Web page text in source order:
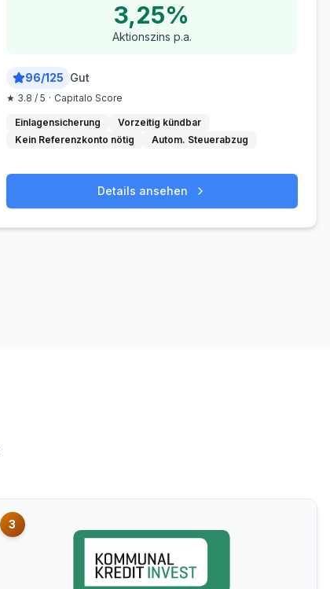
3,25%
Aktionszins p.a.
96/125 Gut
★ 3.8 / 5 · Capitalo Score
Einlagensicherung
Vorzeitig kündbar
Kein Referenzkonto nötig
Autom. Steuerabzug
Details ansehen
3